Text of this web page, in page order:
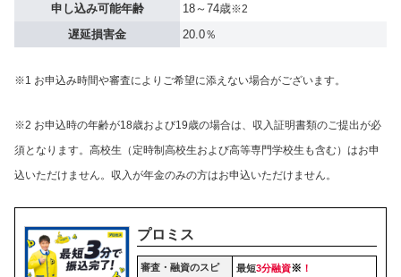
申し込み可能年齢
18～74歳※2
遅延損害金 20.0％
※1 お申込み時間や審査によりご希望に添えない場合がございます。
※2 お申込時の年齢が18歳および19歳の場合は、収入証明書類のご提出が必
須となります。高校生（定時制高校生および高等専門学校生も含む）はお申
込いただけません。収入が年金のみの方はお申込いただけません。
プロミス
審査・融資のスピ 最短3分融資※ ！